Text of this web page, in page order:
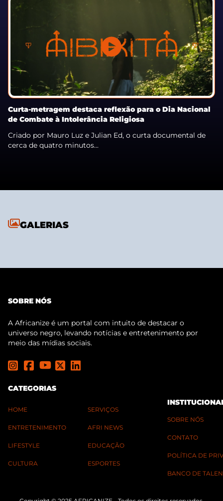
Curta-metragem destaca reflexão para o Dia Nacional
de Combate à Intolerância Religiosa
Criado por Mauro Luz e Julian Ed, o curta documental de
cerca de quatro minutos...
GALERIAS
SOBRE NÓS
A Africanize é um portal com intuito de destacar o
universo negro, levando notícias e entretenimento por
meio das mídias sociais.
CATEGORIAS
HOME
ENTRETENIMENTO
LIFESTYLE
CULTURA
SERVIÇOS
AFRI NEWS
EDUCAÇÃO
ESPORTES
SOBRE NÓS
CONTATO
POLÍTICA DE
BANCO DE